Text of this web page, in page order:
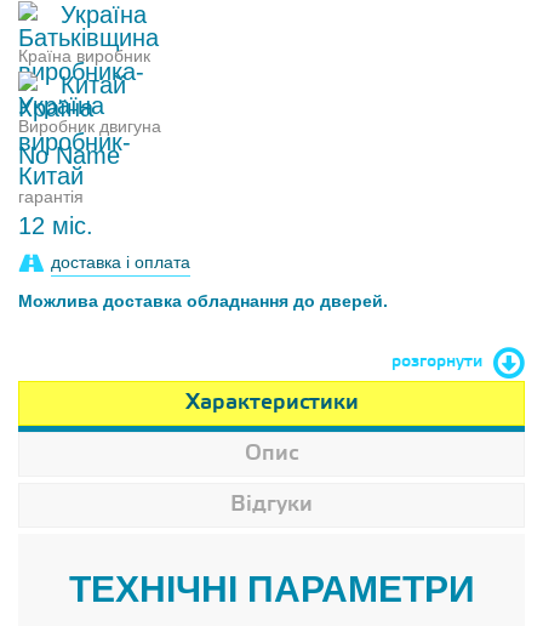
Україна
Країна виробник
Китай
Виробник двигуна
No Name
гарантія
12 міс.
доставка і оплата
Можлива доставка обладнання до дверей.
розгорнути
Характеристики
Опис
Відгуки
ТЕХНІЧНІ ПАРАМЕТРИ